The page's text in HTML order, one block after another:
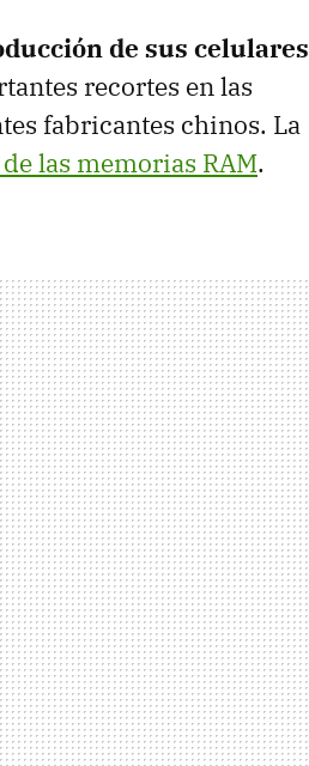
de sus celulares
recortes en las
fabricantes chinos. La
las memorias RAM.